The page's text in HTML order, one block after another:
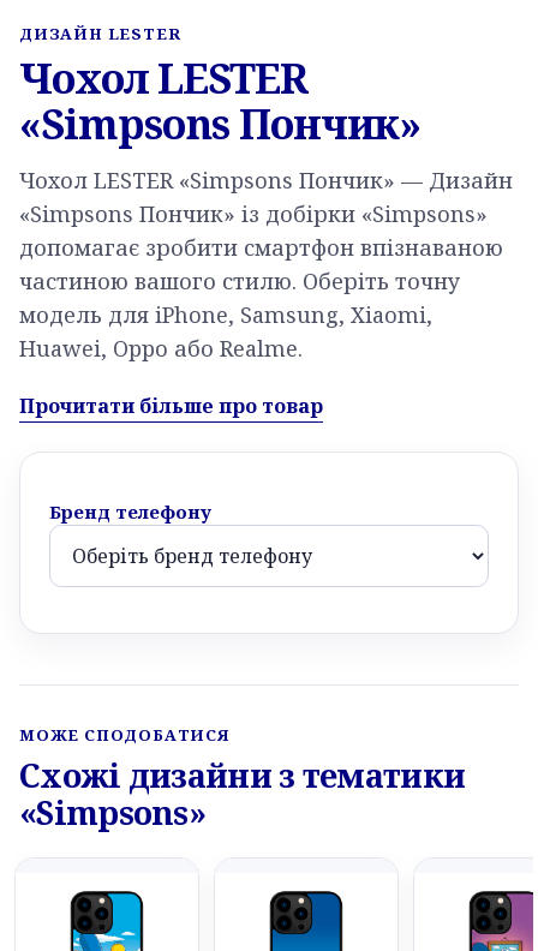
ДИЗАЙН LESTER
Чохол LESTER
«Simpsons Пончик»
Чохол LESTER «Simpsons Пончик» — Дизайн
«Simpsons Пончик» із добірки «Simpsons»
допомагає зробити смартфон впізнаваною
частиною вашого стилю. Оберіть точну
модель для iPhone, Samsung, Xiaomi,
Huawei, Oppo або Realme.
Прочитати більше про товар
Бренд телефону
МОЖЕ СПОДОБАТИСЯ
Схожі дизайни з тематики
«Simpsons»